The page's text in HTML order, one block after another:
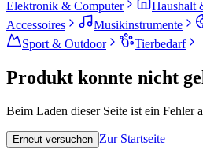
Elektronik & Computer
Haushalt
Accessoires
Musikinstrumente
Sport & Outdoor
Tierbedarf
Produkt konnte nicht
Beim Laden dieser Seite ist ein Fehler
Erneut versuchen Zur Startseite